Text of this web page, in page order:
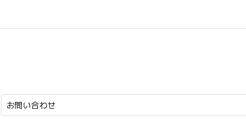
お問い合わせ